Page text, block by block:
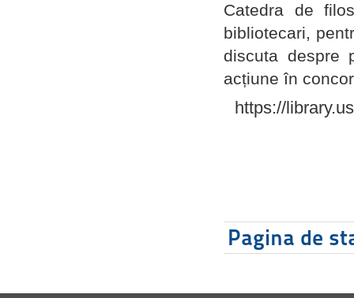
Catedra de
bibliotecari,
discuta despre
acțiune în
https://
Pagina de